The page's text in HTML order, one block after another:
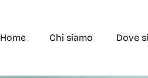
Home Chi siamo Dove